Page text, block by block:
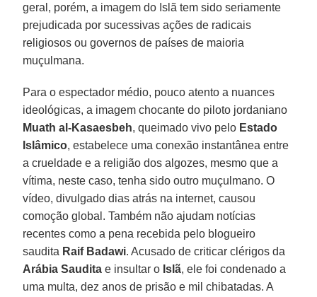
geral, porém, a imagem do Islã tem sido seriamente
prejudicada por sucessivas ações de radicais
religiosos ou governos de países de maioria
muçulmana.
Para o espectador médio, pouco atento a nuances
ideológicas, a imagem chocante do piloto jordaniano
Muath al-Kasaesbeh, queimado vivo pelo Estado
Islâmico, estabelece uma conexão instantânea entre
a crueldade e a religião dos algozes, mesmo que a
vítima, neste caso, tenha sido outro muçulmano. O
vídeo, divulgado dias atrás na internet, causou
comoção global. Também não ajudam notícias
recentes como a pena recebida pelo blogueiro
saudita Raif Badawi. Acusado de criticar clérigos da
Arábia Saudita e insultar o Islã, ele foi condenado a
uma multa, dez anos de prisão e mil chibatadas. A